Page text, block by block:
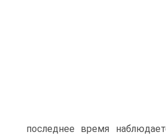
последнее время